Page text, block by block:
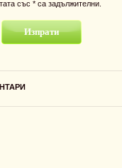
със * са задължителни.